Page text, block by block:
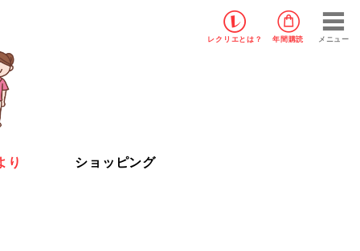
レクリエ とは？ 年間購読 メニュー
り ショッピング